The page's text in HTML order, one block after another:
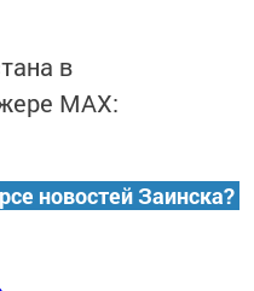
в
MАХ:
новостей Заинска?